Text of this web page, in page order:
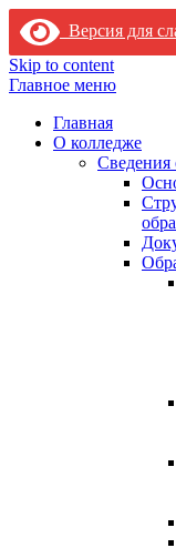
Версия для
Skip to content
Главное меню
Главная
О колледже